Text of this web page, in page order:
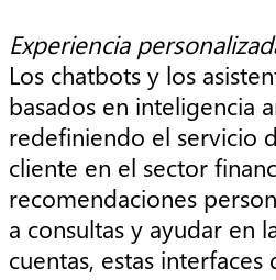
Experiencia
Los chatbots y los
basados en inteligencia
redefiniendo el servicio
cliente en el sector
recomendaciones
a consultas y ayudar en
cuentas, estas